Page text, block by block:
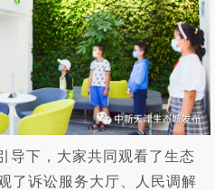
导下，大家共同观看了生态
了诉讼服务大厅、人民调解